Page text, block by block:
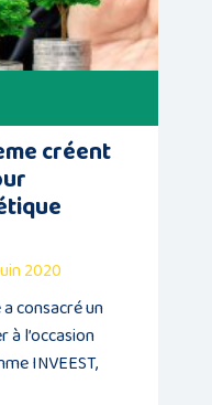
créent
2020
consacré un
l’occasion
INVEEST,